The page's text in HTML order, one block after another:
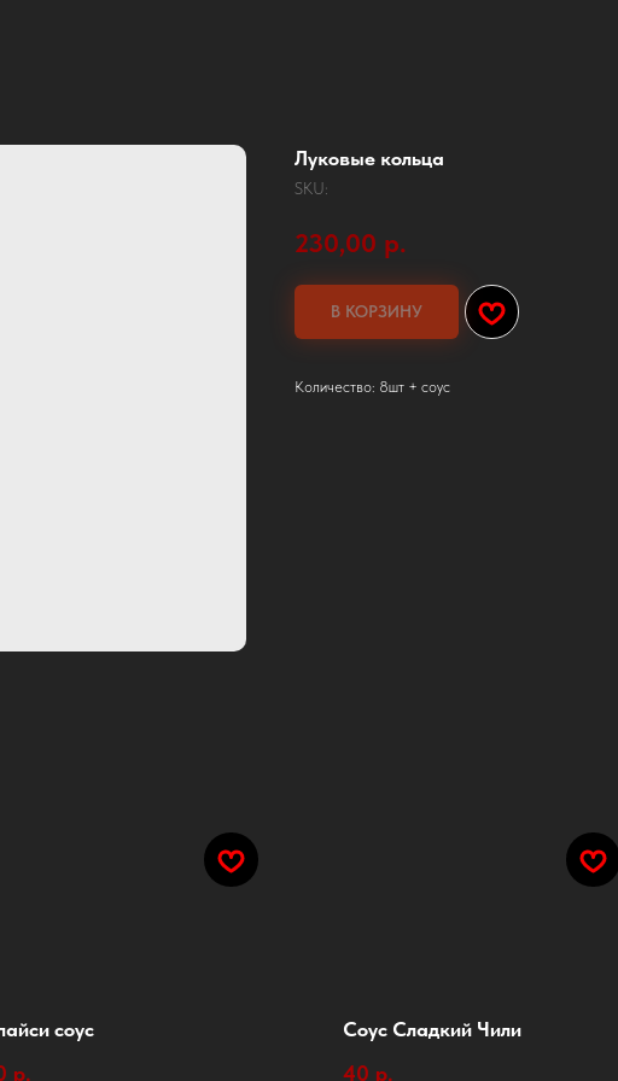
Луковые кольца
SKU:
230,00 р.
В КОРЗИНУ
Количество: 8шт + соус
соус
р.
Соус Сладкий Чили
40 р.